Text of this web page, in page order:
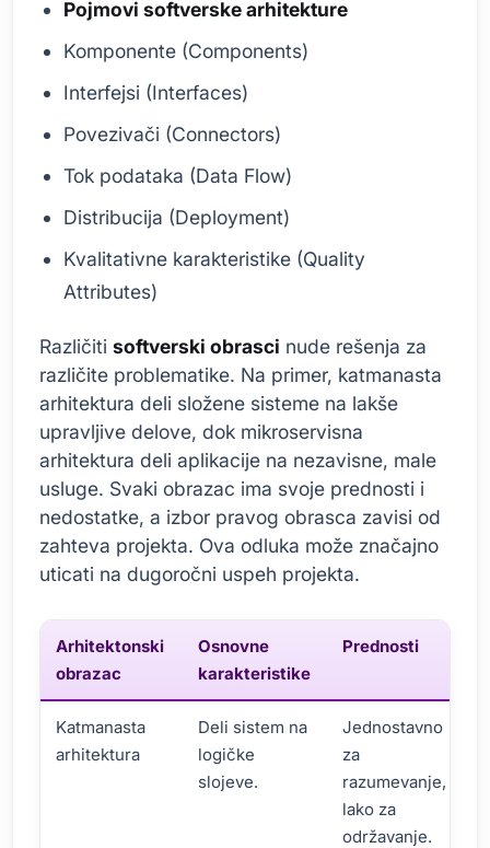
Pojmovi softverske arhitekture
Komponente (Components)
Interfejsi (Interfaces)
Povezivači (Connectors)
Tok podataka (Data Flow)
Distribucija (Deployment)
Kvalitativne karakteristike (Quality
Attributes)
Različiti softverski obrasci nude rešenja za
različite problematike. Na primer, katmanasta
arhitektura deli složene sisteme na lakše
upravljive delove, dok mikroservisna
arhitektura deli aplikacije na nezavisne, male
usluge. Svaki obrazac ima svoje prednosti i
nedostatke, a izbor pravog obrasca zavisi od
zahteva projekta. Ova odluka može značajno
uticati na dugoročni uspeh projekta.
Arhitektonski
obrazac
Osnovne
karakteristike
Prednosti
Katmanasta
arhitektura
Deli sistem na
logičke
slojeve.
Jednostavno
za
razumevanje,
lako za
održavanje.